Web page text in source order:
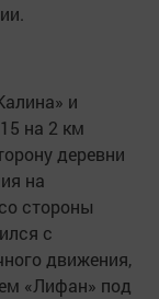
и
на 2 км
деревни
на
стороны
с
движения,
«Лифан» под